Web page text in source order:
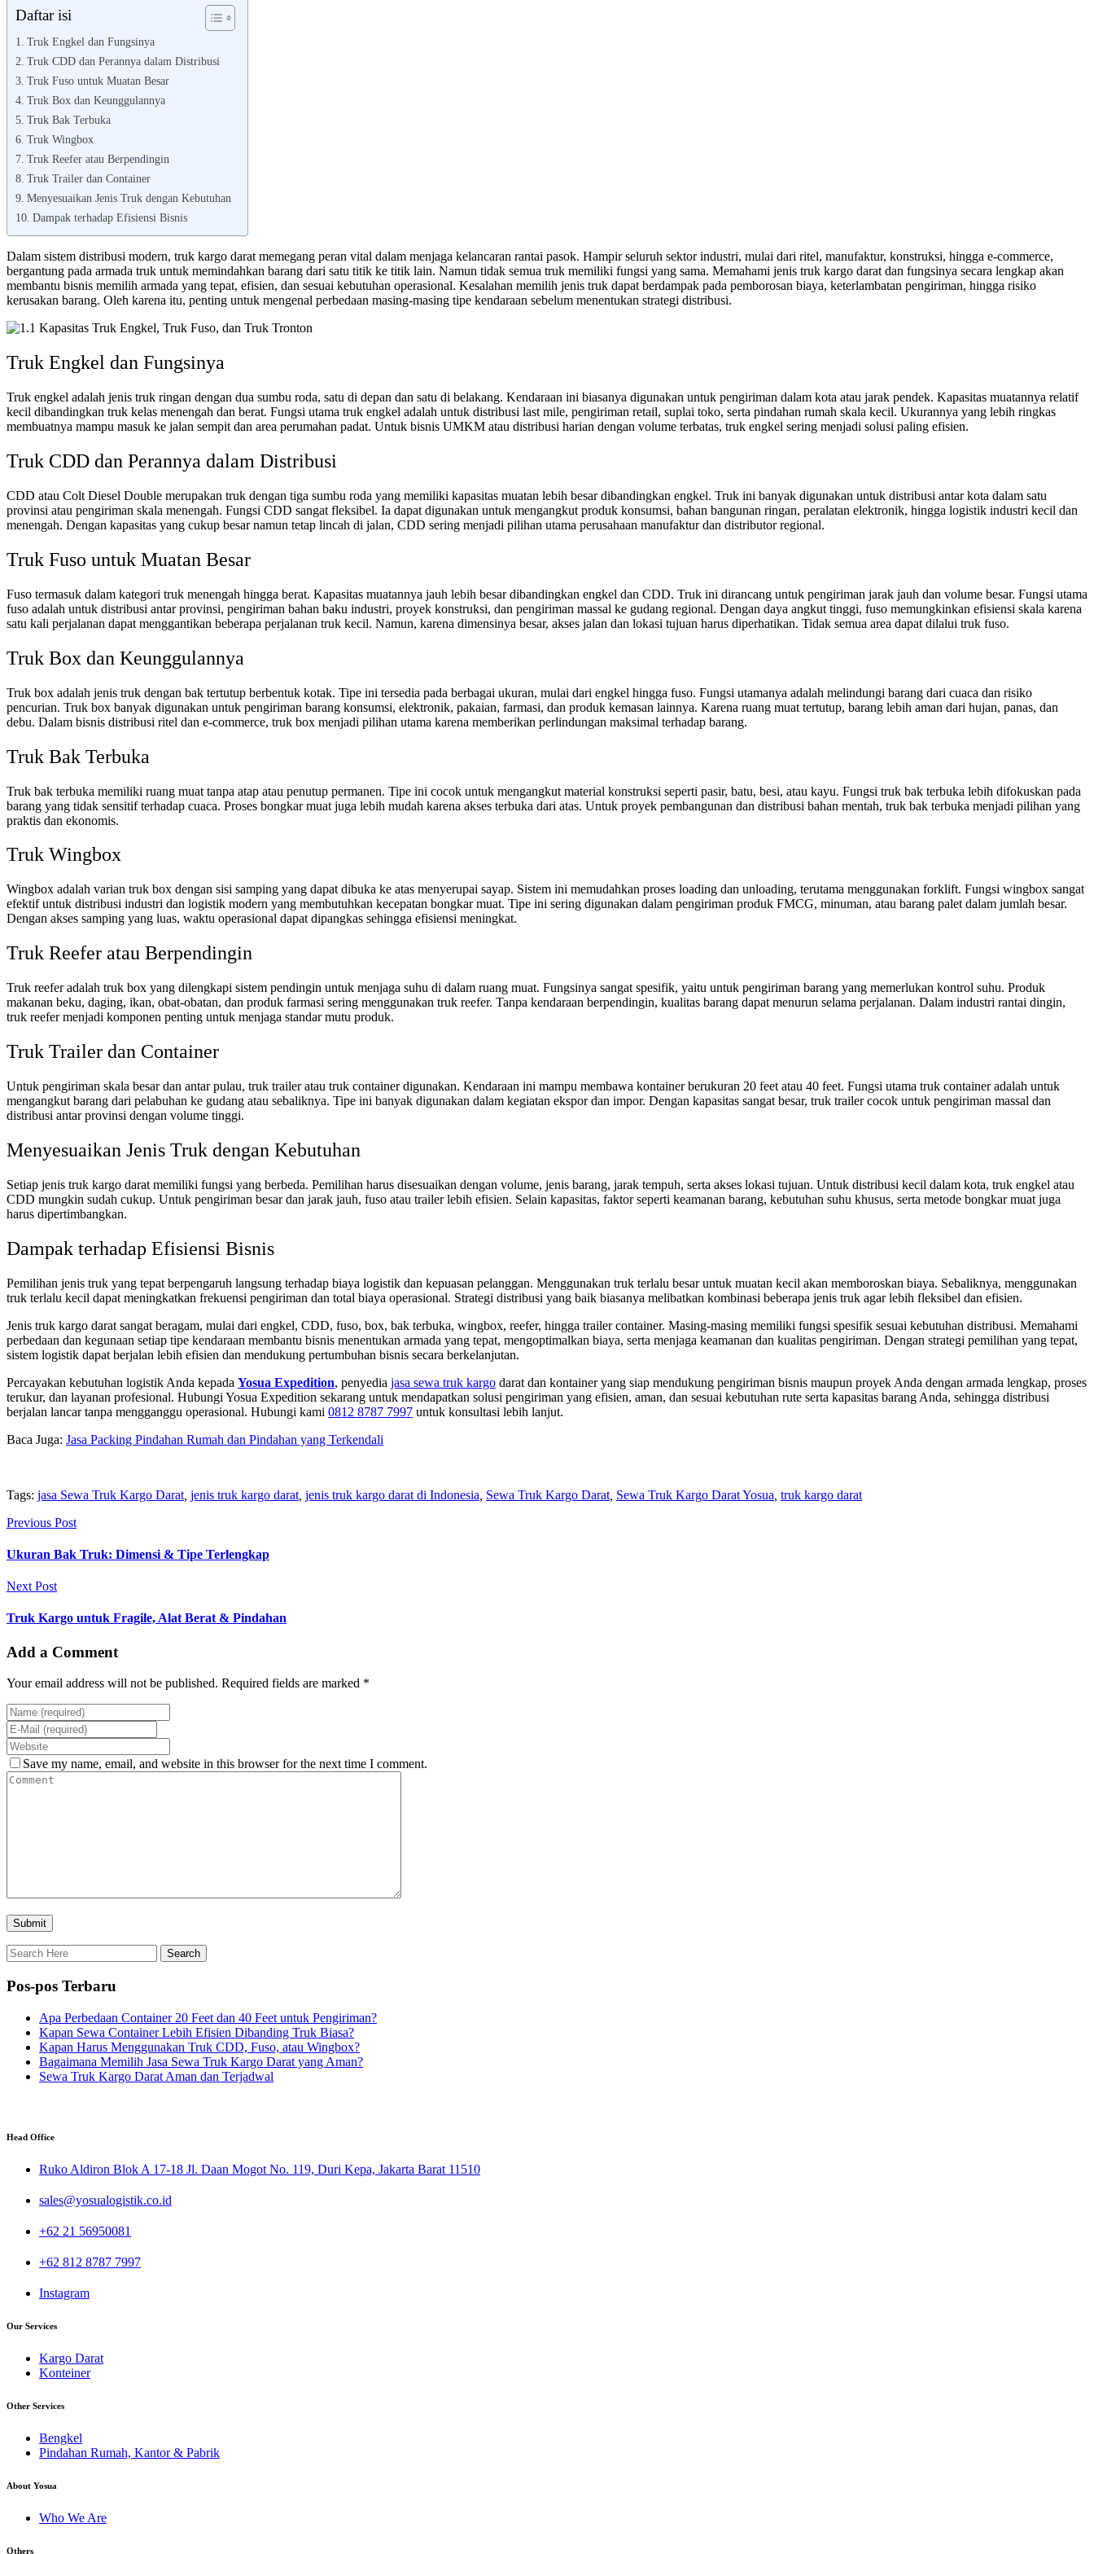
Daftar isi
Truk Engkel dan Fungsinya
Truk CDD dan Perannya dalam Distribusi
Truk Fuso untuk Muatan Besar
Truk Box dan Keunggulannya
Truk Bak Terbuka
Truk Wingbox
Truk Reefer atau Berpendingin
Truk Trailer dan Container
Menyesuaikan Jenis Truk dengan Kebutuhan
Dampak terhadap Efisiensi Bisnis
Dalam sistem distribusi modern, truk kargo darat memegang peran vital dalam menjaga kelancaran rantai pasok. Hampir seluruh sektor industri, mulai dari ritel, manufaktur, konstruksi, hingga e-commerce,
bergantung pada armada truk untuk memindahkan barang dari satu titik ke titik lain. Namun tidak semua truk memiliki fungsi yang sama. Memahami jenis truk kargo darat dan fungsinya secara lengkap akan
membantu bisnis memilih armada yang tepat, efisien, dan sesuai kebutuhan operasional. Kesalahan memilih jenis truk dapat berdampak pada pemborosan biaya, keterlambatan pengiriman, hingga risiko
kerusakan barang. Oleh karena itu, penting untuk mengenal perbedaan masing-masing tipe kendaraan sebelum menentukan strategi distribusi.
Truk Engkel dan Fungsinya
Truk engkel adalah jenis truk ringan dengan dua sumbu roda, satu di depan dan satu di belakang. Kendaraan ini biasanya digunakan untuk pengiriman dalam kota atau jarak pendek. Kapasitas muatannya relatif
kecil dibandingkan truk kelas menengah dan berat. Fungsi utama truk engkel adalah untuk distribusi last mile, pengiriman retail, suplai toko, serta pindahan rumah skala kecil. Ukurannya yang lebih ringkas
membuatnya mampu masuk ke jalan sempit dan area perumahan padat. Untuk bisnis UMKM atau distribusi harian dengan volume terbatas, truk engkel sering menjadi solusi paling efisien.
Truk CDD dan Perannya dalam Distribusi
CDD atau Colt Diesel Double merupakan truk dengan tiga sumbu roda yang memiliki kapasitas muatan lebih besar dibandingkan engkel. Truk ini banyak digunakan untuk distribusi antar kota dalam satu
provinsi atau pengiriman skala menengah. Fungsi CDD sangat fleksibel. Ia dapat digunakan untuk mengangkut produk konsumsi, bahan bangunan ringan, peralatan elektronik, hingga logistik industri kecil dan
menengah. Dengan kapasitas yang cukup besar namun tetap lincah di jalan, CDD sering menjadi pilihan utama perusahaan manufaktur dan distributor regional.
Truk Fuso untuk Muatan Besar
Fuso termasuk dalam kategori truk menengah hingga berat. Kapasitas muatannya jauh lebih besar dibandingkan engkel dan CDD. Truk ini dirancang untuk pengiriman jarak jauh dan volume besar. Fungsi utama
fuso adalah untuk distribusi antar provinsi, pengiriman bahan baku industri, proyek konstruksi, dan pengiriman massal ke gudang regional. Dengan daya angkut tinggi, fuso memungkinkan efisiensi skala karena
satu kali perjalanan dapat menggantikan beberapa perjalanan truk kecil. Namun, karena dimensinya besar, akses jalan dan lokasi tujuan harus diperhatikan. Tidak semua area dapat dilalui truk fuso.
Truk Box dan Keunggulannya
Truk box adalah jenis truk dengan bak tertutup berbentuk kotak. Tipe ini tersedia pada berbagai ukuran, mulai dari engkel hingga fuso. Fungsi utamanya adalah melindungi barang dari cuaca dan risiko
pencurian. Truk box banyak digunakan untuk pengiriman barang konsumsi, elektronik, pakaian, farmasi, dan produk kemasan lainnya. Karena ruang muat tertutup, barang lebih aman dari hujan, panas, dan
debu. Dalam bisnis distribusi ritel dan e-commerce, truk box menjadi pilihan utama karena memberikan perlindungan maksimal terhadap barang.
Truk Bak Terbuka
Truk bak terbuka memiliki ruang muat tanpa atap atau penutup permanen. Tipe ini cocok untuk mengangkut material konstruksi seperti pasir, batu, besi, atau kayu. Fungsi truk bak terbuka lebih difokuskan pada
barang yang tidak sensitif terhadap cuaca. Proses bongkar muat juga lebih mudah karena akses terbuka dari atas. Untuk proyek pembangunan dan distribusi bahan mentah, truk bak terbuka menjadi pilihan yang
praktis dan ekonomis.
Truk Wingbox
Wingbox adalah varian truk box dengan sisi samping yang dapat dibuka ke atas menyerupai sayap. Sistem ini memudahkan proses loading dan unloading, terutama menggunakan forklift. Fungsi wingbox sangat
efektif untuk distribusi industri dan logistik modern yang membutuhkan kecepatan bongkar muat. Tipe ini sering digunakan dalam pengiriman produk FMCG, minuman, atau barang palet dalam jumlah besar.
Dengan akses samping yang luas, waktu operasional dapat dipangkas sehingga efisiensi meningkat.
Truk Reefer atau Berpendingin
Truk reefer adalah truk box yang dilengkapi sistem pendingin untuk menjaga suhu di dalam ruang muat. Fungsinya sangat spesifik, yaitu untuk pengiriman barang yang memerlukan kontrol suhu. Produk
makanan beku, daging, ikan, obat-obatan, dan produk farmasi sering menggunakan truk reefer. Tanpa kendaraan berpendingin, kualitas barang dapat menurun selama perjalanan. Dalam industri rantai dingin,
truk reefer menjadi komponen penting untuk menjaga standar mutu produk.
Truk Trailer dan Container
Untuk pengiriman skala besar dan antar pulau, truk trailer atau truk container digunakan. Kendaraan ini mampu membawa kontainer berukuran 20 feet atau 40 feet. Fungsi utama truk container adalah untuk
mengangkut barang dari pelabuhan ke gudang atau sebaliknya. Tipe ini banyak digunakan dalam kegiatan ekspor dan impor. Dengan kapasitas sangat besar, truk trailer cocok untuk pengiriman massal dan
distribusi antar provinsi dengan volume tinggi.
Menyesuaikan Jenis Truk dengan Kebutuhan
Setiap jenis truk kargo darat memiliki fungsi yang berbeda. Pemilihan harus disesuaikan dengan volume, jenis barang, jarak tempuh, serta akses lokasi tujuan. Untuk distribusi kecil dalam kota, truk engkel atau
CDD mungkin sudah cukup. Untuk pengiriman besar dan jarak jauh, fuso atau trailer lebih efisien. Selain kapasitas, faktor seperti keamanan barang, kebutuhan suhu khusus, serta metode bongkar muat juga
harus dipertimbangkan.
Dampak terhadap Efisiensi Bisnis
Pemilihan jenis truk yang tepat berpengaruh langsung terhadap biaya logistik dan kepuasan pelanggan. Menggunakan truk terlalu besar untuk muatan kecil akan memboroskan biaya. Sebaliknya, menggunakan
truk terlalu kecil dapat meningkatkan frekuensi pengiriman dan total biaya operasional. Strategi distribusi yang baik biasanya melibatkan kombinasi beberapa jenis truk agar lebih fleksibel dan efisien.
Jenis truk kargo darat sangat beragam, mulai dari engkel, CDD, fuso, box, bak terbuka, wingbox, reefer, hingga trailer container. Masing-masing memiliki fungsi spesifik sesuai kebutuhan distribusi. Memahami
perbedaan dan kegunaan setiap tipe kendaraan membantu bisnis menentukan armada yang tepat, mengoptimalkan biaya, serta menjaga keamanan dan kualitas pengiriman. Dengan strategi pemilihan yang tepat,
sistem logistik dapat berjalan lebih efisien dan mendukung pertumbuhan bisnis secara berkelanjutan.
Percayakan kebutuhan logistik Anda kepada Yosua Expedition, penyedia jasa sewa truk kargo darat dan kontainer yang siap mendukung pengiriman bisnis maupun proyek Anda dengan armada lengkap, proses
terukur, dan layanan profesional. Hubungi Yosua Expedition sekarang untuk mendapatkan solusi pengiriman yang efisien, aman, dan sesuai kebutuhan rute serta kapasitas barang Anda, sehingga distribusi
berjalan lancar tanpa mengganggu operasional. Hubungi kami 0812 8787 7997 untuk konsultasi lebih lanjut.
Baca Juga: Jasa Packing Pindahan Rumah dan Pindahan yang Terkendali
Tags: jasa Sewa Truk Kargo Darat jenis truk kargo darat jenis truk kargo darat di Indonesia Sewa Truk Kargo Darat Sewa Truk Kargo Darat Yosua truk kargo darat
Previous Post
Ukuran Bak Truk: Dimensi & Tipe Terlengkap
Next Post
Truk Kargo untuk Fragile, Alat Berat & Pindahan
Add a Comment
Your email address will not be published. Required fields are marked *
Save my name, email, and website in this browser for the next time I comment.
Pos-pos Terbaru
Apa Perbedaan Container 20 Feet dan 40 Feet untuk Pengiriman?
Kapan Sewa Container Lebih Efisien Dibanding Truk Biasa?
Kapan Harus Menggunakan Truk CDD, Fuso, atau Wingbox?
Bagaimana Memilih Jasa Sewa Truk Kargo Darat yang Aman?
Sewa Truk Kargo Darat Aman dan Terjadwal
Head Office
Ruko Aldiron Blok A 17-18 Jl. Daan Mogot No. 119, Duri Kepa, Jakarta Barat 11510
sales@yosualogistik.co.id
+62 21 56950081
+62 812 8787 7997
Instagram
Our Services
Kargo Darat
Konteiner
Other Services
Bengkel
Pindahan Rumah, Kantor & Pabrik
About Yosua
Who We Are
Others